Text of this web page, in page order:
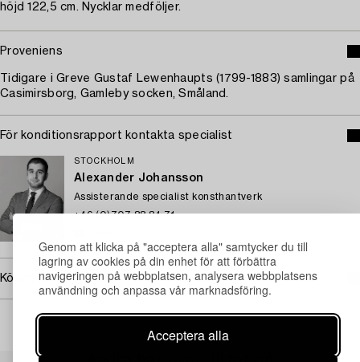
Genom att klicka på "acceptera alla" samtycker du till
lagring av cookies på din enhet för att förbättra
navigeringen på webbplatsen, analysera webbplatsens
användning och anpassa vår marknadsföring.
Acceptera alla
höjd 122,5 cm. Nycklar medföljer.
Proveniens
Tidigare i Greve Gustaf Lewenhaupts (1799-1883) samlingar på
Casimirsborg, Gamleby socken, Småland.
För konditionsrapport kontakta specialist
STOCKHOLM
Alexander Johansson
Assisterande specialist konsthantverk
+46 (0)707 88 84 71
Köpinformation